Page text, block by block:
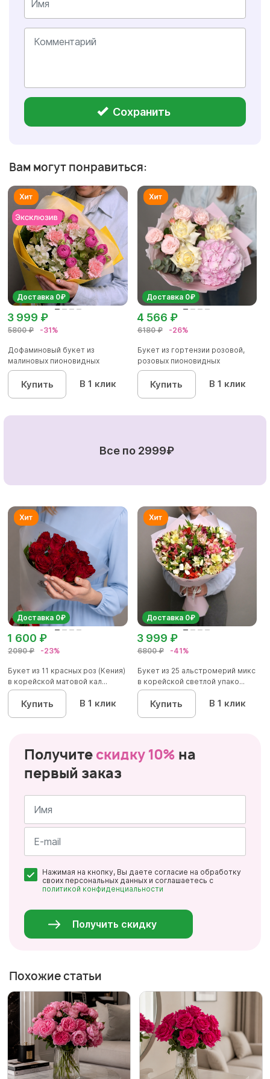
Сохранить
Вам могут понравиться:
Доставка 0₽
5800 ₽ -31%
3 999 ₽
Дофаминовый букет из
малиновых пионовидных
кустовых роз...
Купить В 1 клик
Доставка 0₽
6180 ₽ -26%
4 566 ₽
Букет из гортензии розовой,
розовых пионовидных
кустовы...
Купить В 1 клик
Все по 2999₽
Доставка 0₽
2090 ₽ -23%
1 600 ₽
Букет из 11 красных роз (Кения)
в корейской матовой кал...
Купить В 1 клик
Доставка 0₽
6800 ₽ -41%
3 999 ₽
Букет из 25 альстромерий микс
в корейской светлой упако...
Купить В 1 клик
Получите скидку 10% на
первый заказ
Имя
*
Нажимая на кнопку, Вы даете согласие на обработку
своих персональных данных и соглашаетесь с
политикой конфиденциальности
Получить скидку
Похожие статьи